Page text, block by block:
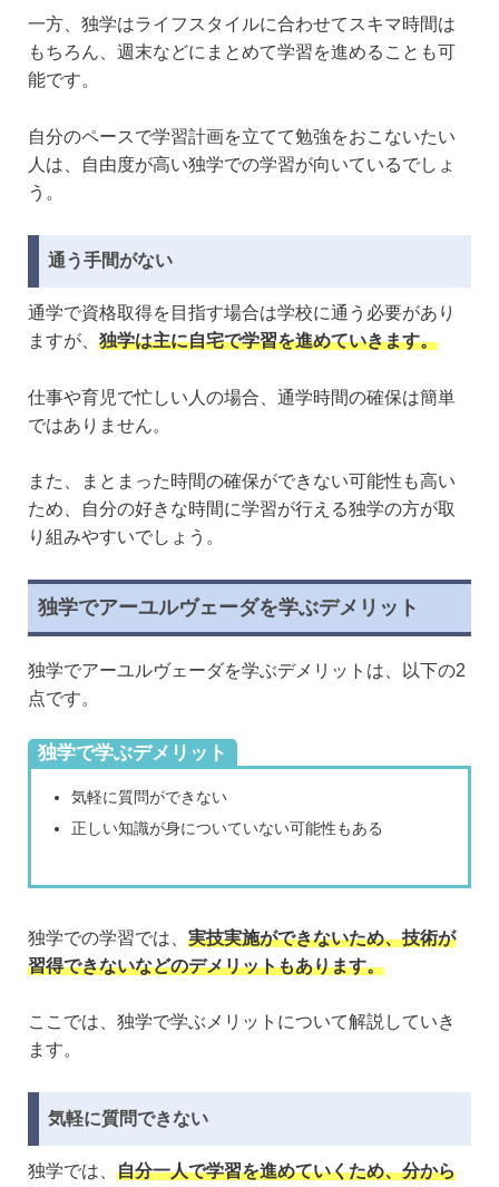
一方、独学はライフスタイルに合わせてスキマ時間は
もちろん、週末などにまとめて学習を進めることも可
能です。
自分のペースで学習計画を立てて勉強をおこないたい
人は、自由度が高い独学での学習が向いているでしょ
う。
通う手間がない
通学で資格取得を目指す場合は学校に通う必要があり
ますが、 独学は主に自宅で学習を進めていきます。
仕事や育児で忙しい人の場合、通学時間の確保は簡単
ではありません。
また、まとまった時間の確保ができない可能性も高い
ため、自分の好きな時間に学習が行える独学の方が取
り組みやすいでしょう。
独学でアーユルヴェーダを学ぶデメリット
独学でアーユルヴェーダを学ぶデメリットは、以下の2
点です。
独学で学ぶデメリット
気軽に質問ができない
正しい知識が身についていない可能性もある
独学での学習では、 実技実施ができないため、技術が
習得できないなどのデメリットもあります。
ここでは、独学で学ぶメリットについて解説していき
ます。
気軽に質問できない
独学では、 自分一人で学習を進めていくため、分から